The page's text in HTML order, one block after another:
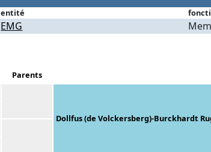
entité
EMG
Parents
Dollfus (de Volckersberg)-Burckhardt